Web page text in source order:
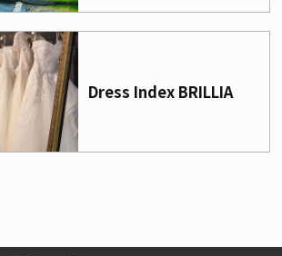
Dress Index BRILLIA